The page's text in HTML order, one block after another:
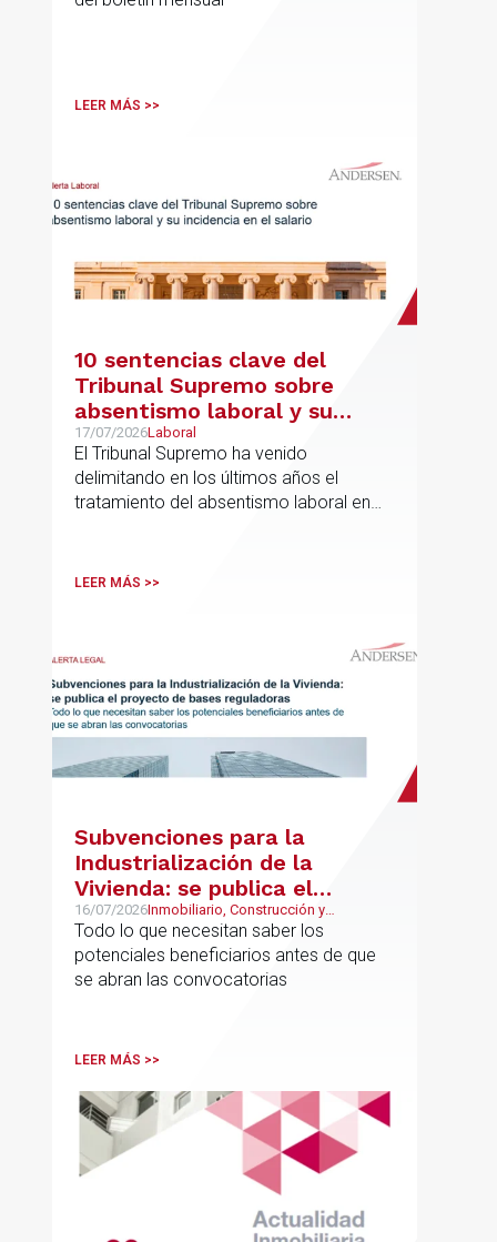
LEER MÁS >>
10 sentencias clave del
Tribunal Supremo sobre
absentismo laboral y su
incidencia en el salario
17/07/2026Laboral
El Tribunal Supremo ha venido
delimitando en los últimos años el
tratamiento del absentismo laboral en
asistencia, complementos de
LEER MÁS >>
Subvenciones para la
Industrialización de la
Vivienda: se publica el
proyecto de bases
reguladoras
16/07/2026Inmobiliario, Construcción y
Urbanismo
Todo lo que necesitan saber los
potenciales beneficiarios antes de que
se abran las convocatorias
LEER MÁS >>